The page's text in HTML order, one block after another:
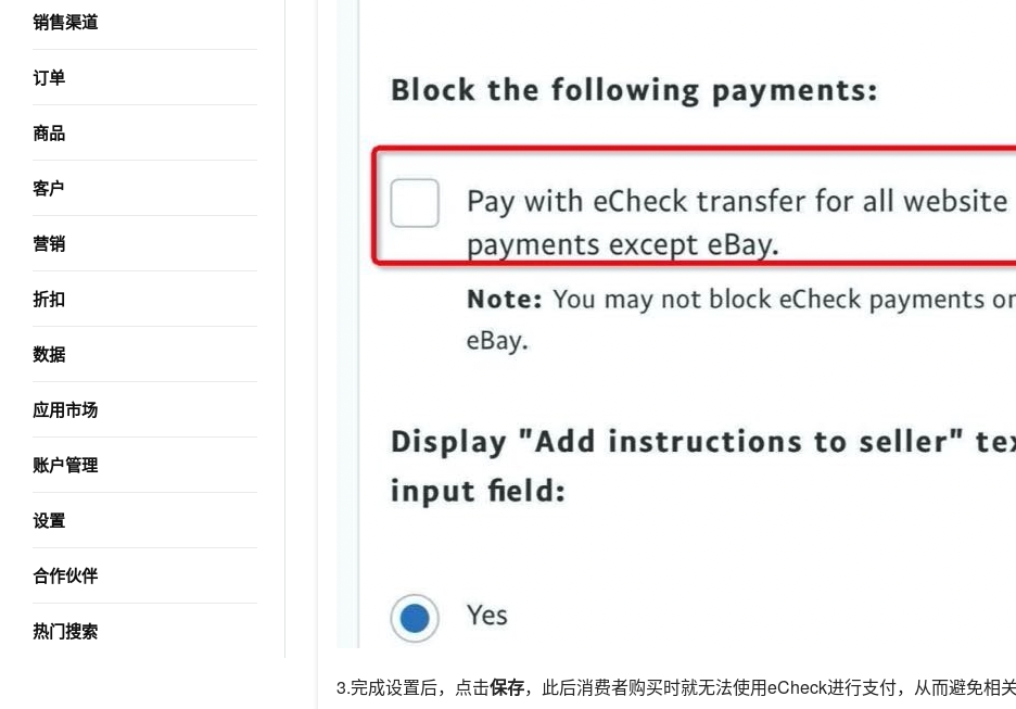
销售渠道
订单
商品
客户
营销
折扣
数据
应用市场
账户管理
设置
合作伙伴
热门搜索
3.完成设置后，点击保存，此后消费者购买时就无法使用eCheck进行支付，从而避免相关